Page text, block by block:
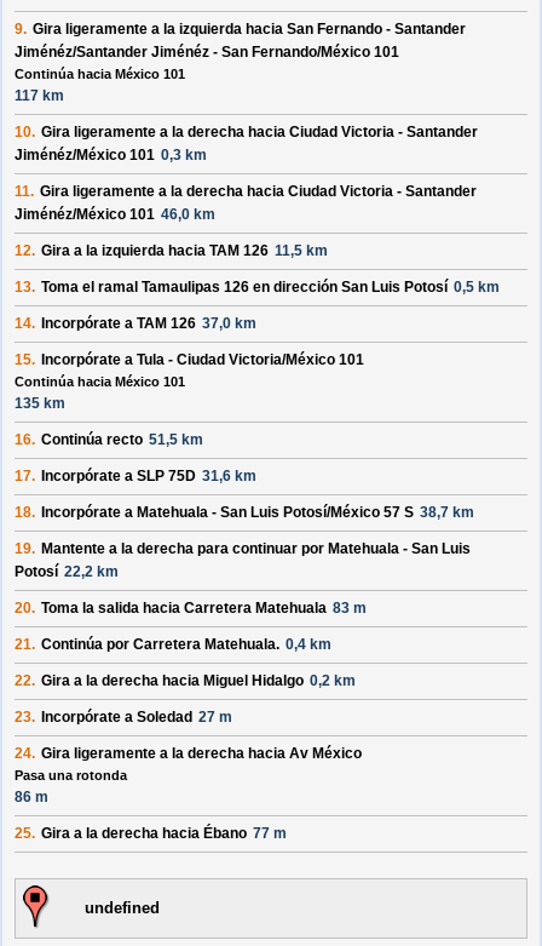
9. Gira ligeramente a la izquierda hacia San Fernando - Santander
Jiménéz/Santander Jiménéz - San Fernando/México 101
Continúa hacia México 101
117 km
10. Gira ligeramente a la derecha hacia Ciudad Victoria - Santander
Jiménéz/México 101 0,3 km
11. Gira ligeramente a la derecha hacia Ciudad Victoria - Santander
Jiménéz/México 101 46,0 km
12. Gira a la izquierda hacia TAM 126 11,5 km
13. Toma el ramal Tamaulipas 126 en dirección San Luis Potosí 0,5 km
14. Incorpórate a TAM 126 37,0 km
15. Incorpórate a Tula - Ciudad Victoria/México 101
Continúa hacia México 101
135 km
16. Continúa recto 51,5 km
17. Incorpórate a SLP 75D 31,6 km
18. Incorpórate a Matehuala - San Luis Potosí/México 57 S 38,7 km
19. Mantente a la derecha para continuar por Matehuala - San Luis
Potosí 22,2 km
20. Toma la salida hacia Carretera Matehuala 83 m
21. Continúa por Carretera Matehuala. 0,4 km
22. Gira a la derecha hacia Miguel Hidalgo 0,2 km
23. Incorpórate a Soledad 27 m
24. Gira ligeramente a la derecha hacia Av México
Pasa una rotonda
86 m
25. Gira a la derecha hacia Ébano 77 m
undefined